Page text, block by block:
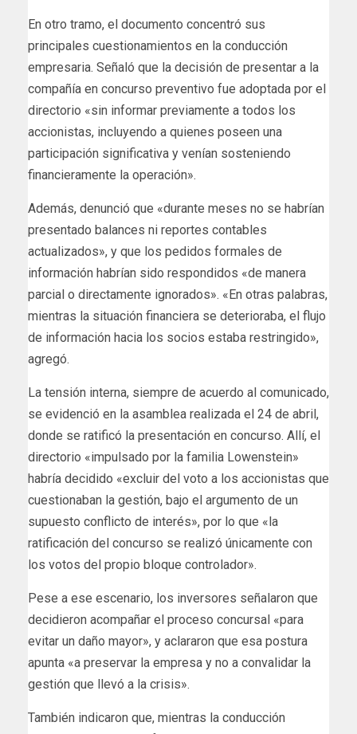
En otro tramo, el documento concentró sus
principales cuestionamientos en la conducción
empresaria. Señaló que la decisión de presentar a la
compañía en concurso preventivo fue adoptada por el
directorio «sin informar previamente a todos los
accionistas, incluyendo a quienes poseen una
participación significativa y venían sosteniendo
financieramente la operación».
Además, denunció que «durante meses no se habrían
presentado balances ni reportes contables
actualizados», y que los pedidos formales de
información habrían sido respondidos «de manera
parcial o directamente ignorados». «En otras palabras,
mientras la situación financiera se deterioraba, el flujo
de información hacia los socios estaba restringido»,
agregó.
La tensión interna, siempre de acuerdo al comunicado,
se evidenció en la asamblea realizada el 24 de abril,
donde se ratificó la presentación en concurso. Allí, el
directorio «impulsado por la familia Lowenstein»
habría decidido «excluir del voto a los accionistas que
cuestionaban la gestión, bajo el argumento de un
supuesto conflicto de interés», por lo que «la
ratificación del concurso se realizó únicamente con
los votos del propio bloque controlador».
Pese a ese escenario, los inversores señalaron que
decidieron acompañar el proceso concursal «para
evitar un daño mayor», y aclararon que esa postura
apunta «a preservar la empresa y no a convalidar la
gestión que llevó a la crisis».
También indicaron que, mientras la conducción